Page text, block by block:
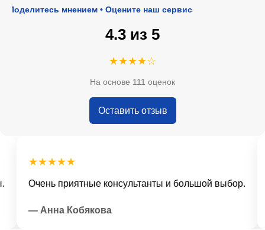
мнением • Оцените наш сервис
4.3 из 5
★★★★☆
На основе 111 оценок
Оставить отзыв
★★★★★
Очень приятные консультанты и большой выбор.
— Анна Кобякова